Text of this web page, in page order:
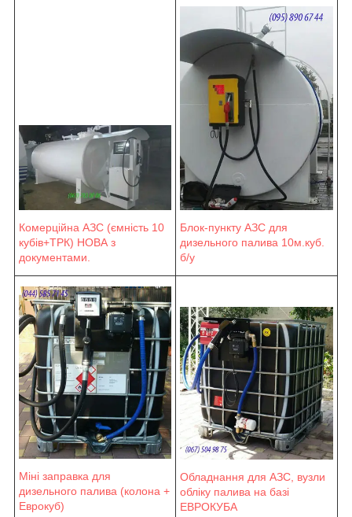
Комерційна АЗС (ємність 10
кубів+ТРК) НОВА з
документами.
Блок-пункту АЗС для
дизельного палива 10м.куб.
б/у
Міні заправка для
дизельного палива (колона +
Еврокуб)
Обладнання для АЗС, вузли
обліку палива на базі
ЕВРОКУБА